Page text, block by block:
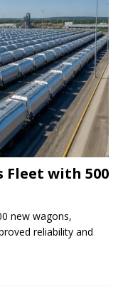
Fleet with 500
new wagons,
reliability and